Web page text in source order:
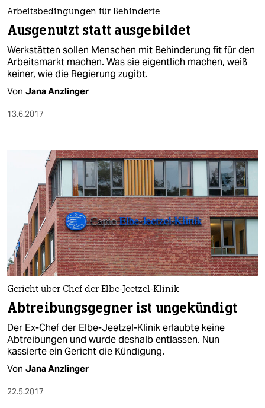
nord
wahrheit
verlag
fragen & hilfe
unterstützen
genossenschaft
epaper login
Arbeitsbedingungen für Behinderte
Ausgenutzt statt ausgebildet
Werkstätten sollen Menschen mit Behinderung fit für den
Arbeitsmarkt machen. Was sie eigentlich machen, weiß
keiner, wie die Regierung zugibt.
Von Jana Anzlinger
13.6.2017
Gericht über Chef der Elbe-Jeetzel-Klinik
Abtreibungsgegner ist ungekündigt
Der Ex-Chef der Elbe-Jeetzel-Klinik erlaubte keine
Abtreibungen und wurde deshalb entlassen. Nun
kassierte ein Gericht die Kündigung.
Von Jana Anzlinger
22.5.2017